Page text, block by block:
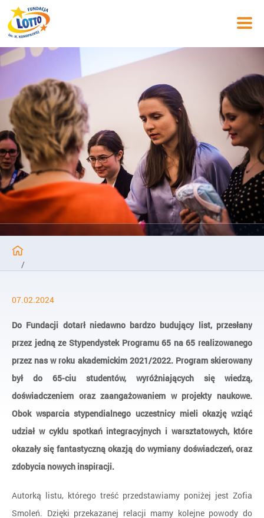
/
/
Stypendium, chatbot i społeczne korzyści
07.02.2024
Do Fundacji dotarł niedawno bardzo budujący list, przesłany
przez jedną ze Stypendystek Programu 65 na 65 realizowanego
przez nas w roku akademickim 2021/2022. Program skierowany
był do 65-ciu studentów, wyróżniających się wiedzą,
doświadczeniem oraz zaangażowaniem w projekty naukowe.
Obok wsparcia stypendialnego uczestnicy mieli okazję wziąć
udział w cyklu spotkań integracyjnych i warsztatowych, które
okazały się fantastyczną okazją do wymiany doświadczeń, oraz
zdobycia nowych inspiracji.
Autorką listu, którego treść przedstawiamy poniżej jest Zofia
Smoleń. Dzięki przekazanej relacji mamy kolejne powody do